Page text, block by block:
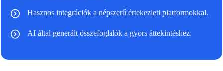
Hasznos integrációk a népszerű értekezleti platformokkal.
AI által generált összefoglalók a gyors áttekintéshez.